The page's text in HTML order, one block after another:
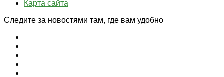
Карта сайта
Следите за новостями там, где вам удобно